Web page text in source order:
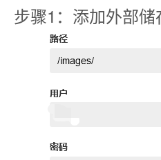
步骤1：添加外部